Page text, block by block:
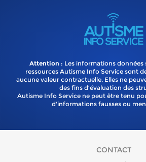
Attention : Les informations données
ressources Autisme Info Service sont
aucune valeur contractuelle. Elles ne
des fins d’évaluation des
Autisme Info Service ne peut être tenu
d'informations fausses ou
CONTACT